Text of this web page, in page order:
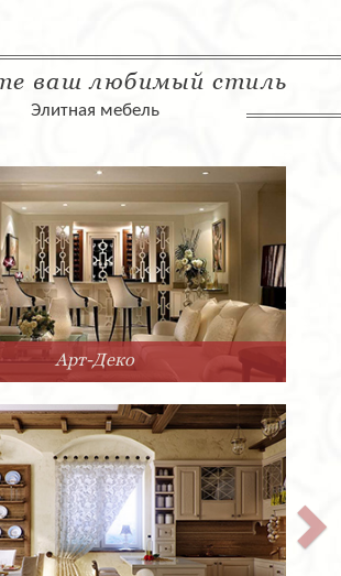
ваш любимый стиль
Элитная мебель
Арт-Деко